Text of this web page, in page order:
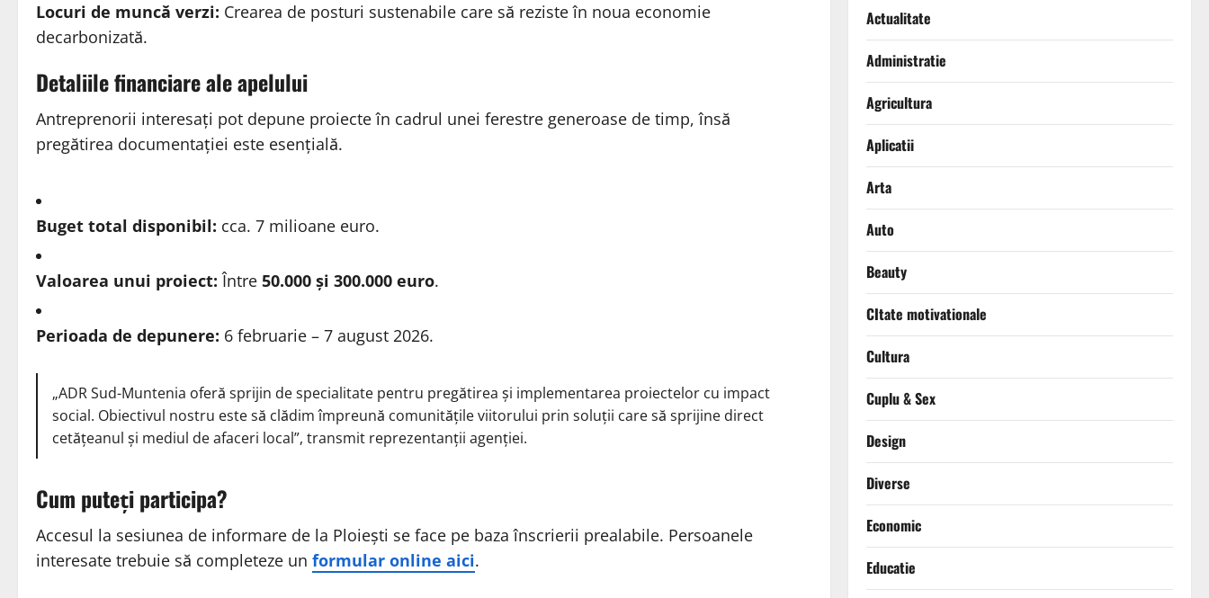
Locuri de muncă verzi: Crearea de posturi sustenabile care să reziste în noua economie
decarbonizată.
Detaliile financiare ale apelului
Antreprenorii interesați pot depune proiecte în cadrul unei ferestre generoase de timp, însă
pregătirea documentației este esențială.
Buget total disponibil: cca. 7 milioane euro.
Valoarea unui proiect: Între 50.000 și 300.000 euro.
Perioada de depunere: 6 februarie – 7 august 2026.
„ADR Sud-Muntenia oferă sprijin de specialitate pentru pregătirea și implementarea proiectelor cu impact
social. Obiectivul nostru este să clădim împreună comunitățile viitorului prin soluții care să sprijine direct
cetățeanul și mediul de afaceri local”, transmit reprezentanții agenției.
Cum puteți participa?
Accesul la sesiunea de informare de la Ploiești se face pe baza înscrierii prealabile. Persoanele
interesate trebuie să completeze un formular online aici.
Actualitate
Administratie
Agricultura
Aplicatii
Arta
Auto
Beauty
CItate motivationale
Cultura
Cuplu & Sex
Design
Diverse
Economic
Educatie